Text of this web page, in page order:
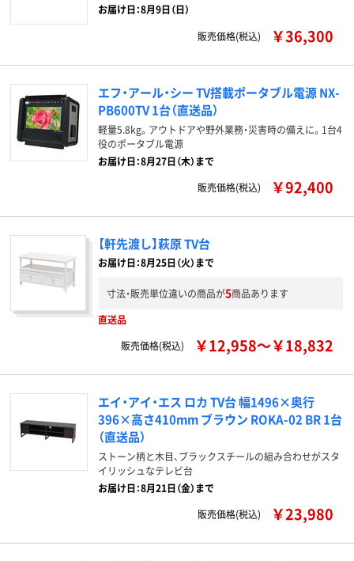
お届け日：8月9日（日）
販売価格(税込)
￥36,300
エフ・アール・シー TV搭載ポータブル電源 NX-
PB600TV 1台（直送品）
軽量5.8kg。アウトドアや野外業務・災害時の備えに。1台4
役のポータブル電源
お届け日：8月27日（木）まで
販売価格(税込)
￥92,400
【軒先渡し】萩原 TV台
お届け日：8月25日（火）まで
寸法・販売単位違いの商品が5商品あります
直送品
販売価格(税込)
￥12,958～￥18,832
エイ・アイ・エス ロカ TV台 幅1496×奥行
396×高さ410mm ブラウン ROKA-02 BR 1台
（直送品）
ストーン柄と木目、ブラックスチールの組み合わせがスタ
イリッシュなテレビ台
お届け日：8月21日（金）まで
販売価格(税込)
￥23,980